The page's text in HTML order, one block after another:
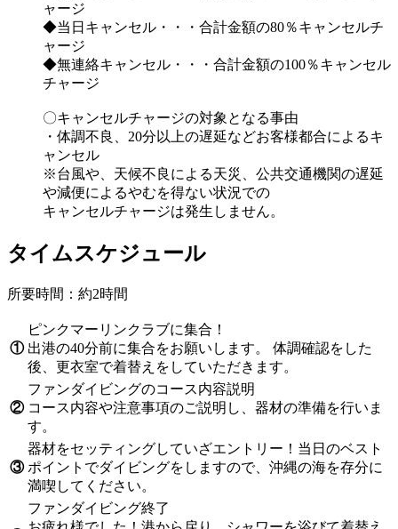
ャージ
◆当日キャンセル・・・合計金額の80％キャンセルチ
ャージ
◆無連絡キャンセル・・・合計金額の100％キャンセル
チャージ
〇キャンセルチャージの対象となる事由
・体調不良、20分以上の遅延などお客様都合によるキ
ャンセル
※台風や、天候不良による天災、公共交通機関の遅延
や減便によるやむを得ない状況での
キャンセルチャージは発生しません。
タイムスケジュール
所要時間：約2時間
①
ピンクマーリンクラブに集合！
出港の40分前に集合をお願いします。 体調確認をした
後、更衣室で着替えをしていただきます。
②
ファンダイビングのコース内容説明
コース内容や注意事項のご説明し、器材の準備を行いま
す。
③
器材をセッティングしていざエントリー！当日のベスト
ポイントでダイビングをしますので、沖縄の海を存分に
満喫してください。
ファンダイビング終了